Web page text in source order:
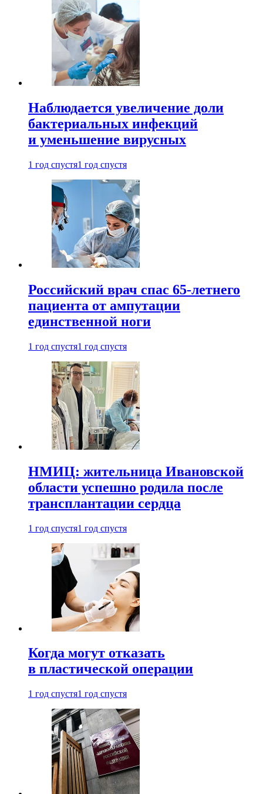
Наблюдается увеличение доли
бактериальных инфекций
и уменьшение вирусных
1 год спустя1 год спустя
Российский врач спас 65-летнего
пациента от ампутации
единственной ноги
1 год спустя1 год спустя
НМИЦ: жительница Ивановской
области успешно родила после
трансплантации сердца
1 год спустя1 год спустя
Когда могут отказать
в пластической операции
1 год спустя1 год спустя